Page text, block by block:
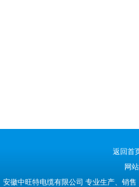
返回首
网
安徽中旺特电缆有限公司 专业生产、销